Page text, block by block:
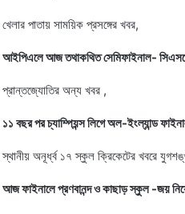
খেলার পাতায় সাময়িক প্রসঙ্গের খবর,
আইপিএলে আজ তথাকথিত সেমিফাইনাল- সিএসকে-
প্রান্তজ্যোতির অন্য খবর ,
১১ বছর পর চ্যাম্পিয়ন্স লিগে অল-ইংল্যান্ড
স্থানীয় অনূর্ধ্ব ১৭ স্কুল ক্রিকেটের খবরে
আজ ফাইনালে প্রণবানন্দ ও কাছাড় স্কুল -জয়